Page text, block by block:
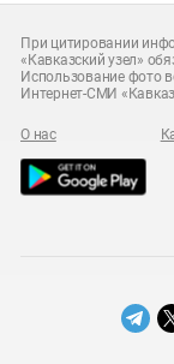
При цитировании
«Кавказский узел»
Использование фото
Интернет-СМИ
О нас